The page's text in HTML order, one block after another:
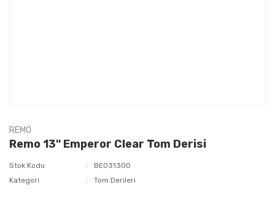
REMO
Remo 13'' Emperor Clear Tom Derisi
Stok Kodu
BE031300
Kategori
Tom Derileri